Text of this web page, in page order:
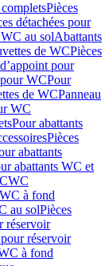
Pièces
détachées pour
au solAbattants
de WCPièces
pour
WCPour
de WCPanneau
WC
Pour abattants
Pièces
abattants
abattants WC et
WC
WC à fond
au solPièces
réservoir
réservoir
à fond